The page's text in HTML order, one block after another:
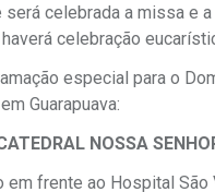
será celebrada a missa e
celebração
especial para o
Guarapuava:
NOSSA
em frente ao Hospital São